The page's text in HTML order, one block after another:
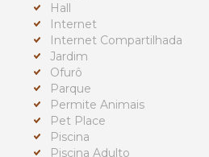
Hall
Internet
Internet Compartilhada
Jardim
Ofurô
Parque
Permite Animais
Pet Place
Piscina
Piscina Adulto